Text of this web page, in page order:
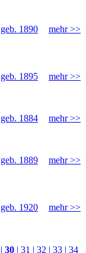
geb. 1890 mehr >>
geb. 1895 mehr >>
geb. 1884 mehr >>
geb. 1889 mehr >>
geb. 1920 mehr >>
| 30 | 31 | 32 | 33 | 34